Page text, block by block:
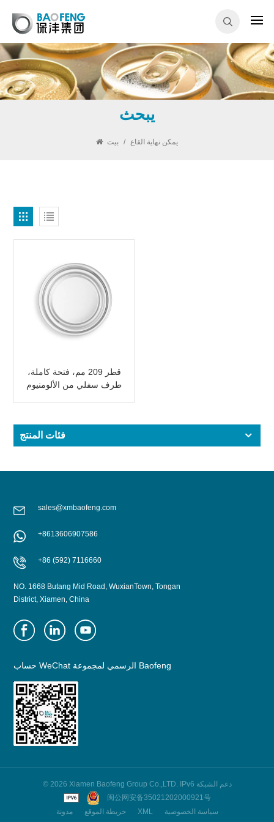
يبحث
/ يمكن نهاية القاع
قطر 209 مم، فتحة كاملة،
طرف سفلي من الألومنيوم
فئات المنتج
sales@xmbaofeng.com
+8613606907586
+86 (592) 7116660
NO. 1668 Butang Mid Road, WuxianTown, Tongan
District, Xiamen, China
حساب WeChat الرسمي لمجموعة Baofeng
© 2026 Xiamen Baofeng Group Co.,LTD. IPv6 دعم الشبكة
闽公网安备35021202000921号
مدونة
خريطة الموقع XML سياسة الخصوصية